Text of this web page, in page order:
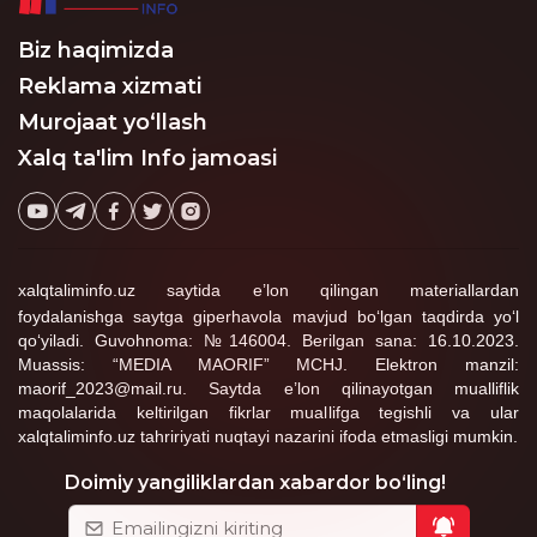
Biz haqimizda
Reklama xizmati
Murojaat yo‘llash
Xalq ta'lim Info jamoasi
xalqtaliminfo.uz saytida e’lon qilingan materiallardan
foydalanishga saytga giperhavola mavjud bo‘lgan taqdirda yo‘l
qo‘yiladi. Guvohnoma: №146004. Berilgan sana: 16.10.2023.
Muassis: “MEDIA MAORIF” MCHJ. Elektron manzil:
maorif_2023@mail.ru. Saytda e’lon qilinayotgan mualliflik
maqolalarida keltirilgan fikrlar muallifga tegishli va ular
xalqtaliminfo.uz tahririyati nuqtayi nazarini ifoda etmasligi mumkin.
Doimiy yangiliklardan xabardor bo‘ling!